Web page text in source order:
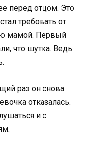
перед отцом. Это
требовать от
мамой. Первый
что шутка. Ведь
раз он снова
отказалась.
и с